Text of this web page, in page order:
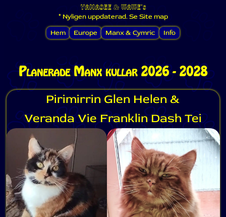
YAMASEE &WAWE's
* Nyligen uppdaterad. Se Site map
Hem
Europe Manx & Cymric Info
Planerade Manx kullar 2026 - 2028
Pirimirrin Glen Helen &
Veranda Vie Franklin Dash Tei